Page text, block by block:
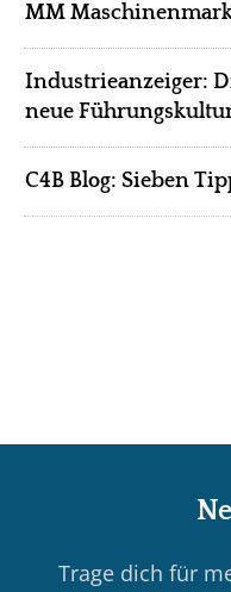
MM
Industrieanzeiger:
neue
C4B Blog: Sieben
N
Trage dich für